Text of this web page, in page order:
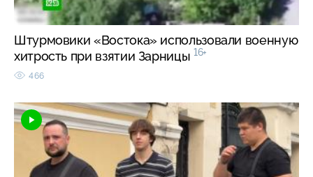
Штурмовики «Востока» использовали военную
хитрость при взятии Зарницы 16+
466